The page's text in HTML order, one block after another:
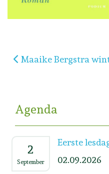
Vorig artikel: Maaike
Maaike Bergstra
Agenda
2
September
Eerste
02.09.2026